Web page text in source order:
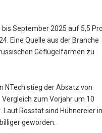
September 2025 auf 5,5
Eine Quelle aus der Branche
Geflügelfarmen zu
NTech stieg der Absatz von
zum Vorjahr um 10
Rosstat sind Hühnereier
geworden.